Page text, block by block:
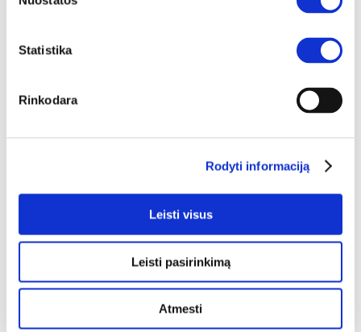
Statistika
Rinkodara
Rodyti informaciją
Leisti visus
Leisti pasirinkimą
Atmesti
YRA SANDĖLYJE
CANMORE CNMR711-C273 pastatoma lentyna